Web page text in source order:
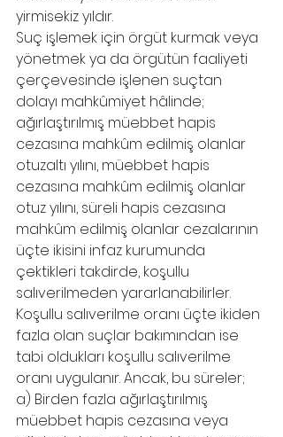
yirmisekiz yıldır.
Suç işlemek için örgüt kurmak veya
yönetmek ya da örgütün faaliyeti
çerçevesinde işlenen suçtan
dolayı mahkûmiyet hâlinde;
ağırlaştırılmış müebbet hapis
cezasına mahkûm edilmiş olanlar
otuzaltı yılını, müebbet hapis
cezasına mahkûm edilmiş olanlar
otuz yılını, süreli hapis cezasına
mahkûm edilmiş olanlar cezalarının
üçte ikisini infaz kurumunda
çektikleri takdirde, koşullu
salıverilmeden yararlanabilirler.
Koşullu salıverilme oranı üçte ikiden
fazla olan suçlar bakımından ise
tabi oldukları koşullu salıverilme
oranı uygulanır. Ancak, bu süreler;
a) Birden fazla ağırlaştırılmış
müebbet hapis cezasına veya